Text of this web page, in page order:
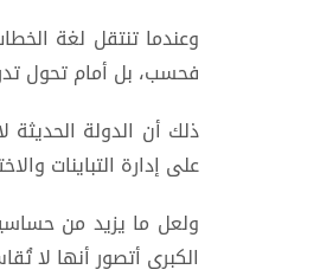
وعندما تنتقل لغة
فحسب، بل أمام تحول
ذلك أن الدولة
على إدارة التباينات
ولعل ما يزيد من
الكبرى أتصور أنها لا